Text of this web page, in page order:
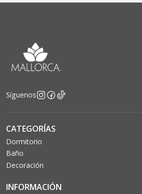
Síguenos
CATEGORÍAS
Dormitorio
Baño
Decoración
INFORMACIÓN